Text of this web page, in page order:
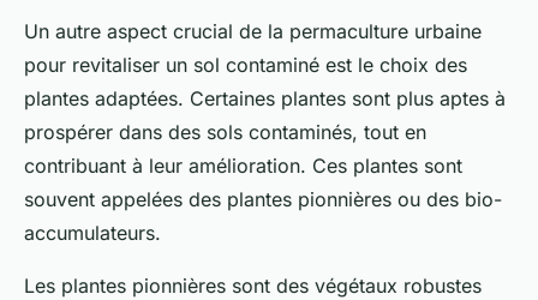
Un autre aspect crucial de la permaculture urbaine
pour revitaliser un sol contaminé est le choix des
plantes adaptées. Certaines plantes sont plus aptes à
prospérer dans des sols contaminés, tout en
contribuant à leur amélioration. Ces plantes sont
souvent appelées des plantes pionnières ou des bio-
accumulateurs.
Les plantes pionnières sont des végétaux robustes